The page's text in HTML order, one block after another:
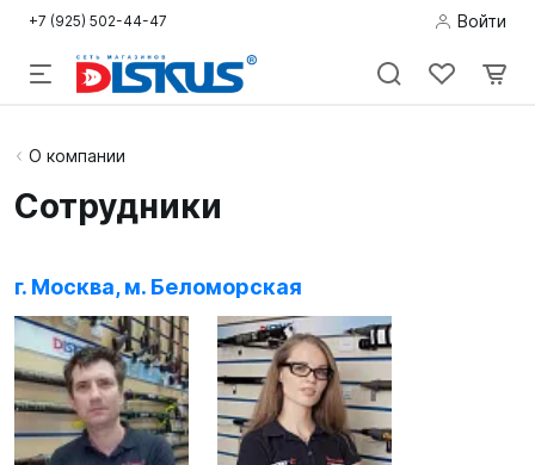
+7 (925) 502-44-47 Войти
Подводная
Снорклинг /
Пляж
Фридайвинг
Детям
О компании
Сотрудники
г. Москва, м. Беломорская